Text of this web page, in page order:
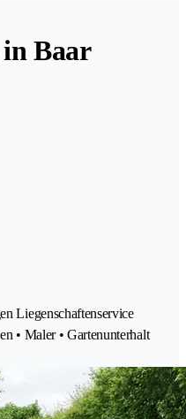
Baar
Liegenschaftenservice
• Maler • Gartenunterhalt